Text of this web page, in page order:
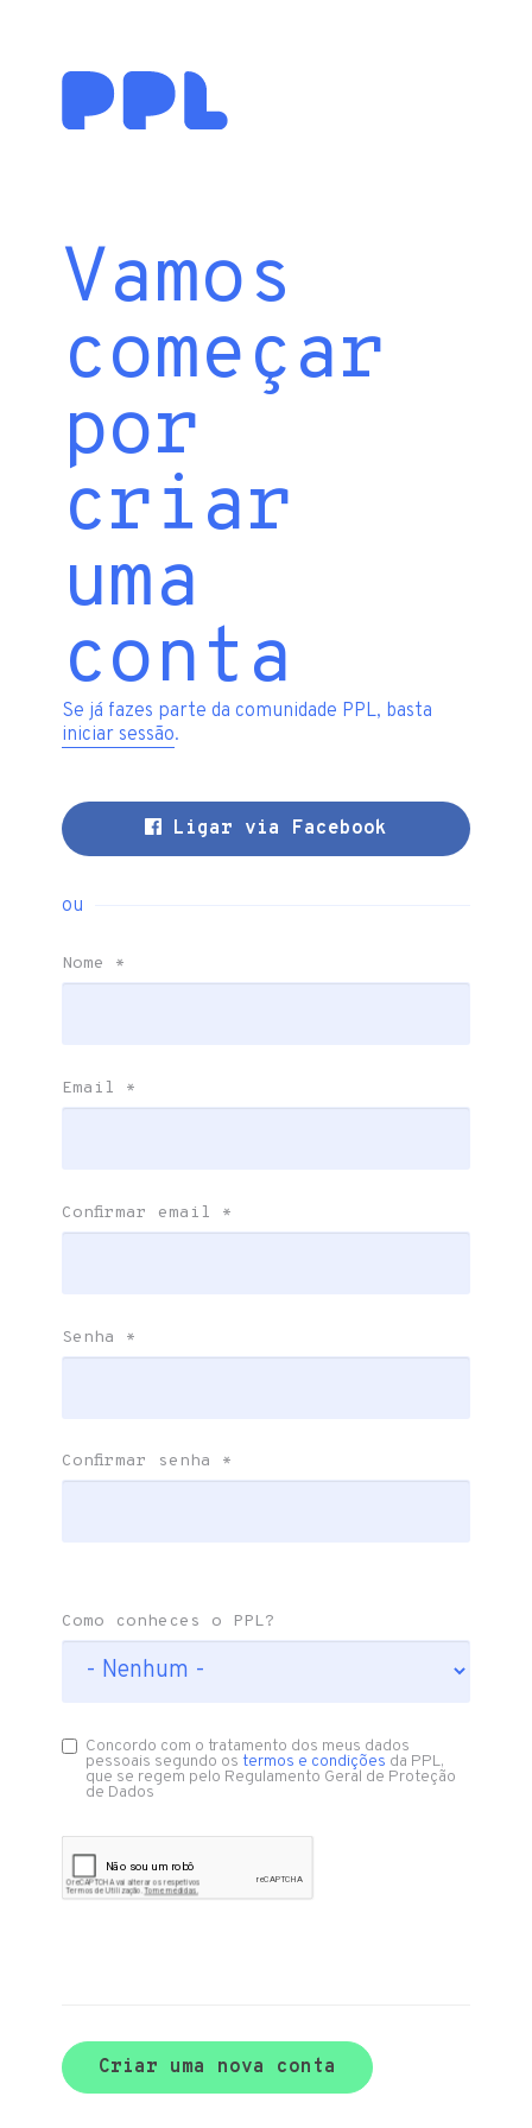
Vamos
começar
por
criar
uma
conta
Se já fazes parte da comunidade PPL, basta
iniciar sessão.
Ligar via Facebook
ou
Nome *
Email *
Confirmar email *
Senha *
Confirmar senha *
Como conheces o PPL?
Concordo com o tratamento dos meus dados
pessoais segundo ostermos e condições da PPL,
que se regem pelo Regulamento Geral de Proteção
de Dados
Criar uma nova conta